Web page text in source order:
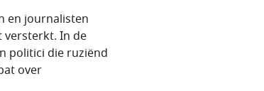
en journalisten
versterkt. In de
politici die ruziënd
over